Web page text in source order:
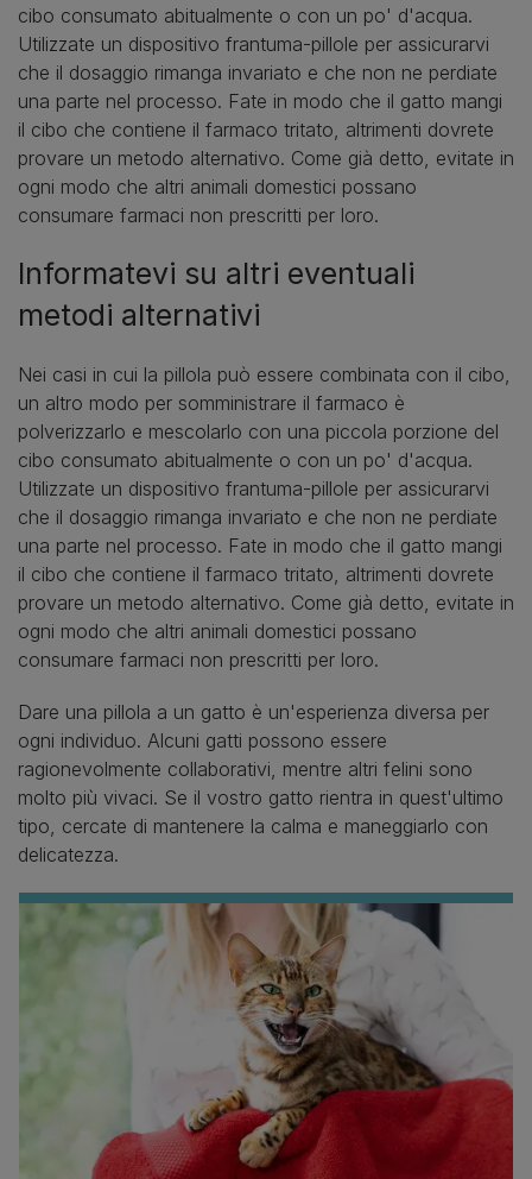
cibo consumato abitualmente o con un po' d'acqua.
Utilizzate un dispositivo frantuma-pillole per assicurarvi
che il dosaggio rimanga invariato e che non ne perdiate
una parte nel processo. Fate in modo che il gatto mangi
il cibo che contiene il farmaco tritato, altrimenti dovrete
provare un metodo alternativo. Come già detto, evitate in
ogni modo che altri animali domestici possano
consumare farmaci non prescritti per loro.
Informatevi su altri eventuali
metodi alternativi
Nei casi in cui la pillola può essere combinata con il cibo,
un altro modo per somministrare il farmaco è
polverizzarlo e mescolarlo con una piccola porzione del
cibo consumato abitualmente o con un po' d'acqua.
Utilizzate un dispositivo frantuma-pillole per assicurarvi
che il dosaggio rimanga invariato e che non ne perdiate
una parte nel processo. Fate in modo che il gatto mangi
il cibo che contiene il farmaco tritato, altrimenti dovrete
provare un metodo alternativo. Come già detto, evitate in
ogni modo che altri animali domestici possano
consumare farmaci non prescritti per loro.
Dare una pillola a un gatto è un'esperienza diversa per
ogni individuo. Alcuni gatti possono essere
ragionevolmente collaborativi, mentre altri felini sono
molto più vivaci. Se il vostro gatto rientra in quest'ultimo
tipo, cercate di mantenere la calma e maneggiarlo con
delicatezza.